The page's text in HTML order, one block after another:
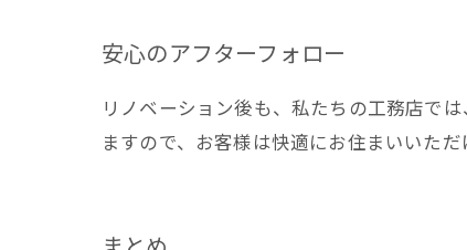
安心のアフターフォロー
リノベーション後も、私たちの工務店で
ますので、お客様は快適にお住まいいた